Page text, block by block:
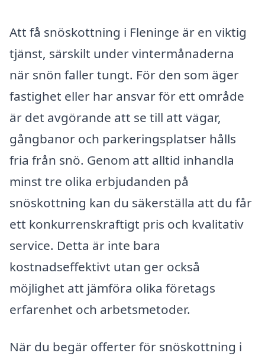
Att få snöskottning i Fleninge är en viktig
tjänst, särskilt under vintermånaderna
när snön faller tungt. För den som äger
fastighet eller har ansvar för ett område
är det avgörande att se till att vägar,
gångbanor och parkeringsplatser hålls
fria från snö. Genom att alltid inhandla
minst tre olika erbjudanden på
snöskottning kan du säkerställa att du får
ett konkurrenskraftigt pris och kvalitativ
service. Detta är inte bara
kostnadseffektivt utan ger också
möjlighet att jämföra olika företags
erfarenhet och arbetsmetoder.
När du begär offerter för snöskottning i